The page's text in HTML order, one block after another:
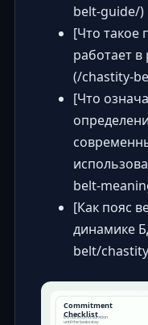
belt-guide/)
[Что такое
работает
(/chastity-
[Что
belt-
[Как пояс
динамике
belt/